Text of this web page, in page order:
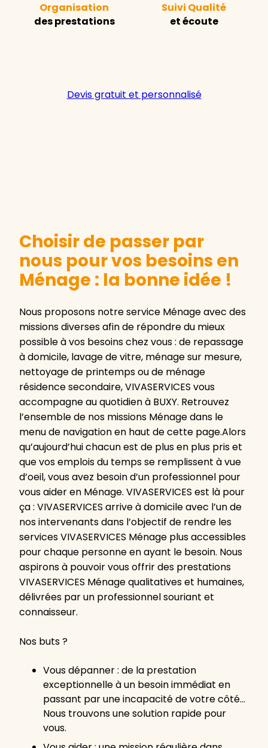
Organisation
des prestations
Suivi Qualité
et écoute
Devis gratuit et personnalisé
Choisir de passer par
nous pour vos besoins en
Ménage : la bonne idée !
Nous proposons notre service Ménage avec des
missions diverses afin de répondre du mieux
possible à vos besoins chez vous : de repassage
à domicile, lavage de vitre, ménage sur mesure,
nettoyage de printemps ou de ménage
résidence secondaire, VIVASERVICES vous
accompagne au quotidien à BUXY. Retrouvez
l’ensemble de nos missions Ménage dans le
menu de navigation en haut de cette page.Alors
qu’aujourd’hui chacun est de plus en plus pris et
que vos emplois du temps se remplissent à vue
d’oeil, vous avez besoin d’un professionnel pour
vous aider en Ménage. VIVASERVICES est là pour
ça : VIVASERVICES arrive à domicile avec l’un de
nos intervenants dans l’objectif de rendre les
services VIVASERVICES Ménage plus accessibles
pour chaque personne en ayant le besoin. Nous
aspirons à pouvoir vous offrir des prestations
VIVASERVICES Ménage qualitatives et humaines,
délivrées par un professionnel souriant et
connaisseur.
Nos buts ?
Vous dépanner : de la prestation
exceptionnelle à un besoin immédiat en
passant par une incapacité de votre côté…
Nous trouvons une solution rapide pour
vous.